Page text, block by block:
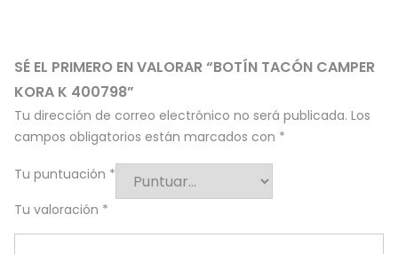
SÉ EL PRIMERO EN VALORAR “BOTÍN TACÓN CAMPER
KORA K 400798”
Tu dirección de correo electrónico no será publicada. Los
campos obligatorios están marcados con *
Tu puntuación *
Tu valoración *